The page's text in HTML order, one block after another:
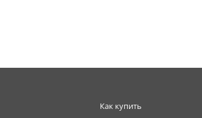
Как купить